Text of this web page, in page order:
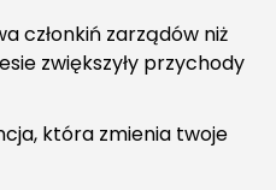
członkiń zarządów niż
zwiększyły przychody
która zmienia twoje